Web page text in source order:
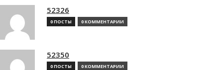
52326
0 ПОСТЫ 0 КОММЕНТАРИИ
52350
0 ПОСТЫ 0 КОММЕНТАРИИ